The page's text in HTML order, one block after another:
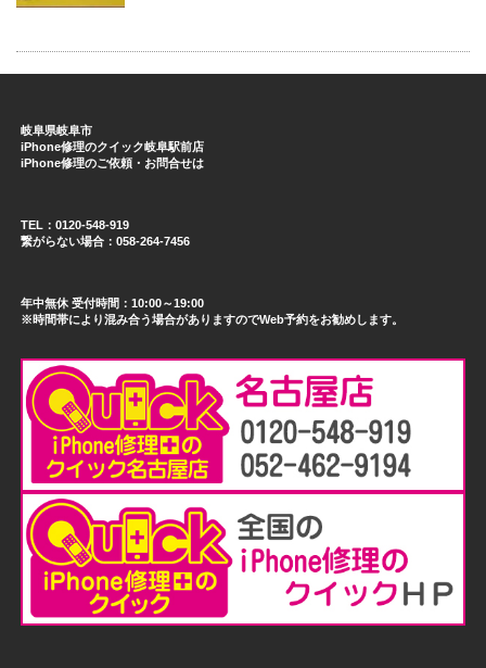
岐阜県岐阜市
iPhone修理のクイック岐阜駅前店
iPhone修理のご依頼・お問合せは
TEL：0120-548-919
繋がらない場合：058-264-7456
年中無休 受付時間：10:00～19:00
※時間帯により混み合う場合がありますのでWeb予約をお勧めします。